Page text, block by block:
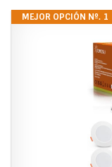
MEJOR OPCIÓN Nº. 1